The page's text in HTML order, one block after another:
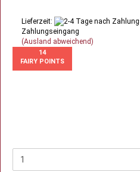
Lieferzeit:
Zahlungseingang
(Ausland abweichend)
14
FAIRY POINTS